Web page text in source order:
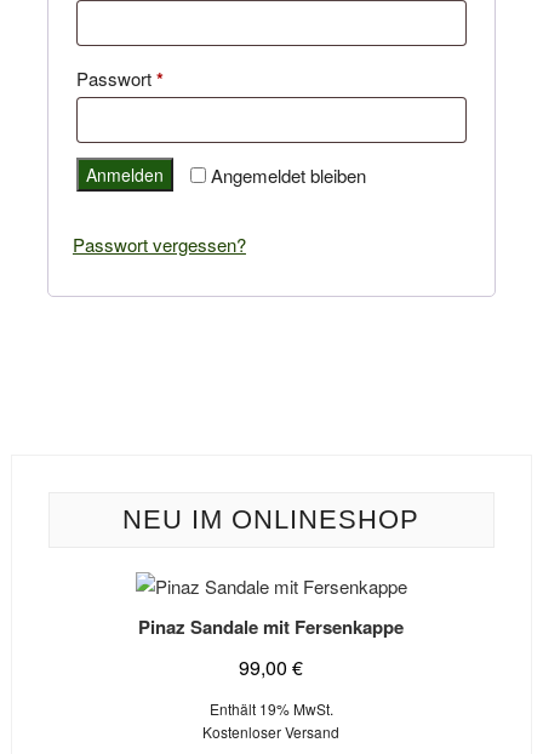
Passwort*Erforderlich
Angemeldet bleiben
Anmelden
Passwort vergessen?
NEU IM ONLINESHOP
Pinaz Sandale mit Fersenkappe
99,00€
Enthält 19% MwSt.
Kostenloser Versand